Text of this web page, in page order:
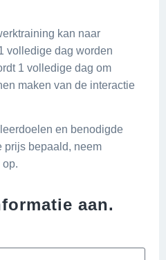
kan naar
volledige dag worden
1 volledige dag om
maken van de interactie
en benodigde
prijs bepaald, neem
op.
aan.